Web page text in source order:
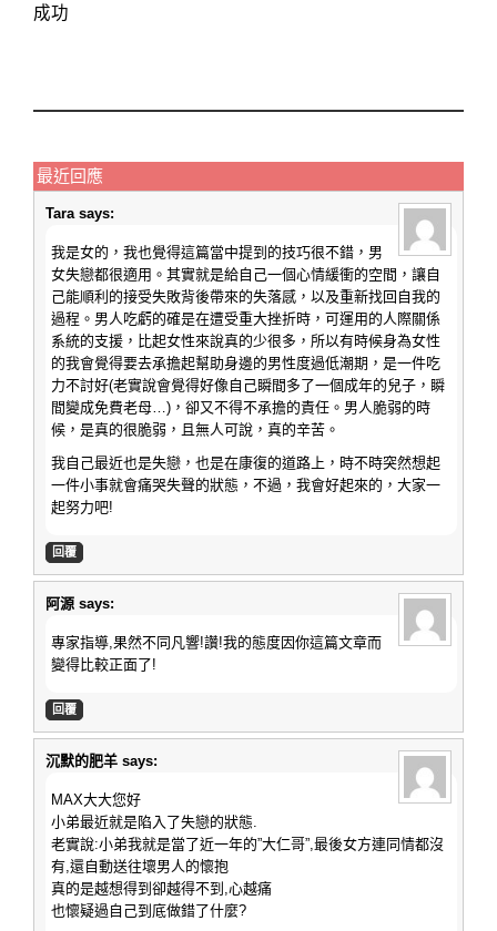
成功
最近回應
Tara says:
我是女的，我也覺得這篇當中提到的技巧很不錯，男
女失戀都很適用。其實就是給自己一個心情緩衝的空間，讓自
己能順利的接受失敗背後帶來的失落感，以及重新找回自我的
過程。男人吃虧的確是在遭受重大挫折時，可運用的人際關係
系統的支援，比起女性來說真的少很多，所以有時候身為女性
的我會覺得要去承擔起幫助身邊的男性度過低潮期，是一件吃
力不討好(老實說會覺得好像自己瞬間多了一個成年的兒子，瞬
間變成免費老母…)，卻又不得不承擔的責任。男人脆弱的時
候，是真的很脆弱，且無人可說，真的辛苦。
我自己最近也是失戀，也是在康復的道路上，時不時突然想起
一件小事就會痛哭失聲的狀態，不過，我會好起來的，大家一
起努力吧!
回覆
阿源 says:
專家指導,果然不同凡響!讚!我的態度因你這篇文章而
變得比較正面了!
回覆
沉默的肥羊 says:
MAX大大您好
小弟最近就是陷入了失戀的狀態.
老實說:小弟我就是當了近一年的”大仁哥”,最後女方連同情都沒
有,還自動送往壞男人的懷抱
真的是越想得到卻越得不到,心越痛
也懷疑過自己到底做錯了什麼?